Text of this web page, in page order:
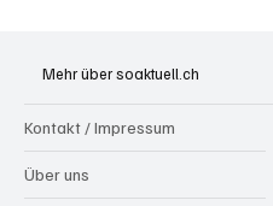
Mehr über soaktuell.ch
Kontakt / Impressum
Über uns